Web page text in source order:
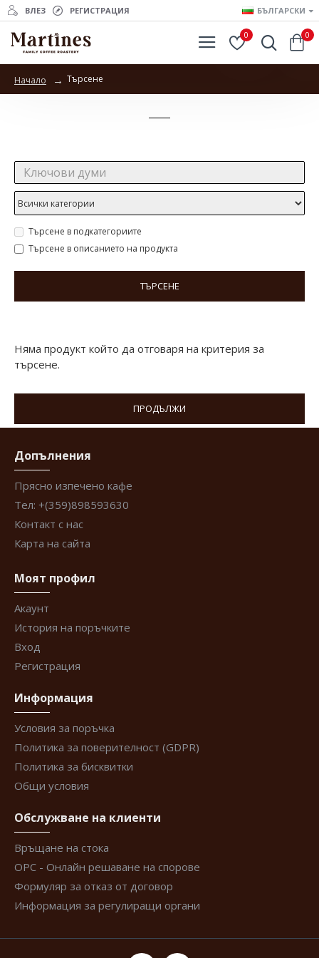
ВЛЕЗ РЕГИСТРАЦИЯ БЪЛГАРСКИ
0 0
Начало Търсене
Търсене в подкатегориите
Търсене в описанието на продукта
ТЪРСЕНЕ
Няма продукт който да отговаря на критерия за
търсене.
ПРОДЪЛЖИ
Допълнения
Прясно изпечено кафе
Тел: +(359)898593630
Контакт с нас
Карта на сайта
Моят профил
Акаунт
История на поръчките
Вход
Регистрация
Информация
Условия за поръчка
Политика за поверителност (GDPR)
Политика за бисквитки
Общи условия
Обслужване на клиенти
Връщане на стока
ОРС - Онлайн решаване на спорове
Формуляр за отказ от договор
Информация за регулиращи органи